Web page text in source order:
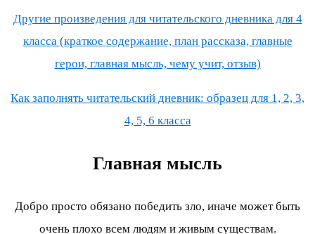
Другие произведения для читательского дневника для 4
класса (краткое содержание, план рассказа, главные
герои, главная мысль, чему учит, отзыв)
Как заполнять читательский дневник: образец для 1, 2, 3,
4, 5, 6 класса
Главная мысль
Добро просто обязано победить зло, иначе может быть
очень плохо всем людям и живым существам.